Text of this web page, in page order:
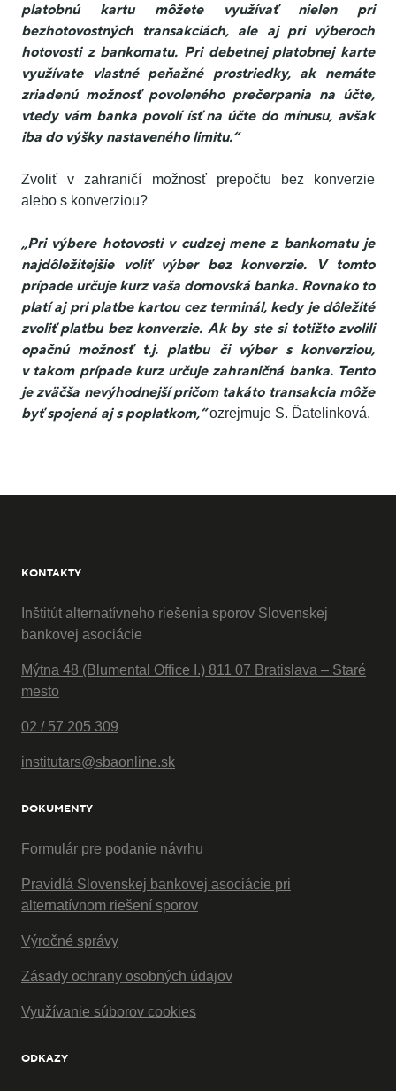
platobnú kartu môžete využívať nielen pri
bezhotovostných transakciách, ale aj pri výberoch
hotovosti z bankomatu. Pri debetnej platobnej karte
využívate vlastné peňažné prostriedky, ak nemáte
zriadenú možnosť povoleného prečerpania na účte,
vtedy vám banka povolí ísť na účte do mínusu, avšak
iba do výšky nastaveného limitu.“
Zvoliť v zahraničí možnosť prepočtu bez konverzie
alebo s konverziou?
„Pri výbere hotovosti v cudzej mene z bankomatu je
najdôležitejšie voliť výber bez konverzie. V tomto
prípade určuje kurz vaša domovská banka. Rovnako to
platí aj pri platbe kartou cez terminál, kedy je dôležité
zvoliť platbu bez konverzie. Ak by ste si totižto zvolili
opačnú možnosť t.j. platbu či výber s konverziou,
v takom prípade kurz určuje zahraničná banka. Tento
je zväčša nevýhodnejší pričom takáto transakcia môže
byť spojená aj s poplatkom,“ozrejmuje S. Ďatelinková.
KONTAKTY
Inštitút alternatívneho riešenia sporov Slovenskej
bankovej asociácie
Mýtna 48 (Blumental Office I.) 811 07 Bratislava – Staré
mesto
02 / 57 205 309
institutars@sbaonline.sk
DOKUMENTY
Formulár pre podanie návrhu
Pravidlá Slovenskej bankovej asociácie pri
alternatívnom riešení sporov
Výročné správy
Zásady ochrany osobných údajov
Využívanie súborov cookies
ODKAZY